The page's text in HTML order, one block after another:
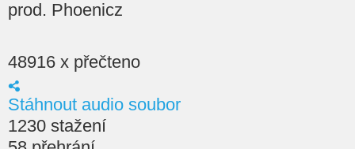
prod. Phoenicz
48916 x přečteno
Stáhnout audio soubor
1230 stažení